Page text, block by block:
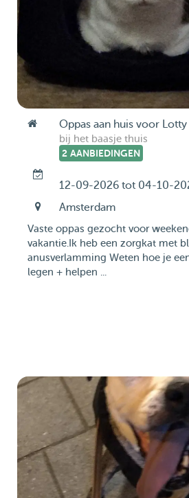
Oppas aan huis voor Lotty
bij het baasje thuis
2 AANBIEDINGEN
12-09-2026 tot 04-10-
Amsterdam
Vaste oppas gezocht voor
vakantie.Ik heb een zorgkat met
anusverlamming Weten hoe je
legen + helpen ...